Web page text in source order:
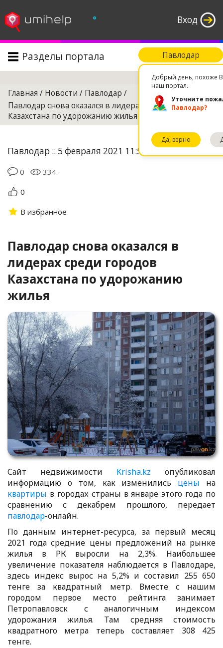
Вход
°
Павлодар
Добрый день, похоже
наш портал.
Уточните
Павлодар?
Да, верно
Разделы портала Поиск
Главная / Новости / Павлодар /
Павлодар снова оказался в лидерах среди городов
Казахстана по удорожанию жилья
Павлодар :: 5 февраля 2021 11:50
0
334
0
В избранное
Павлодар снова оказался в
лидерах среди городов
Казахстана по удорожанию
жилья
Сайт недвижимости Krisha.kz опубликовал
информацию о том, как изменились цены на
квартиры в городах страны в январе этого года по
сравнению с декабрем прошлого, передает
павлодар-онлайн.
По данным интернет-ресурса, за первый месяц
2021 года средние цены предложений на рынке
жилья в РК выросли на 2,3%. Наибольшее
увеличение показателя наблюдается в Павлодаре,
здесь индекс вырос на 5,2% и составил 255 650
тенге за квадратный метр. Вместе с нашим
городом первое место рейтинга занимает
Петропавловск с аналогичным индексом
удорожания жилья. Там средняя стоимость
квадратного метра теперь составляет 308 425
тенге.